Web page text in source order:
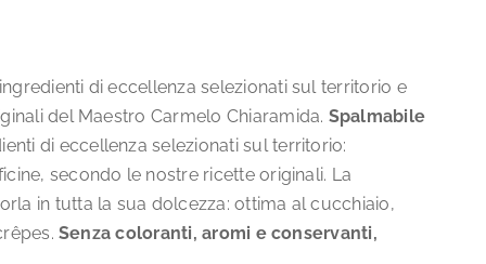
di eccellenza selezionati sul territorio e
del Maestro Carmelo Chiaramida. Spalmabile
di eccellenza selezionati sul territorio:
secondo le nostre ricette originali. La
in tutta la sua dolcezza: ottima al cucchiaio,
Senza coloranti, aromi e conservanti,